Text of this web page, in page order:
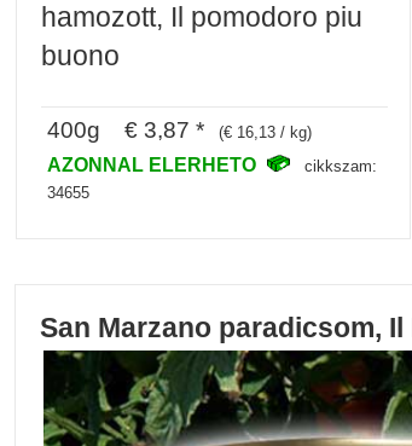
hamozott, Il pomodoro piu
buono
400g € 3,87 * (€ 16,13 / kg)
AZONNAL ELERHETO
cikkszam:
34655
San Marzano paradicsom,